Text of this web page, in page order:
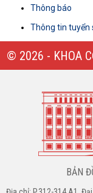
Thông báo
Thông tin tuyển
© 2026 -
BẢN